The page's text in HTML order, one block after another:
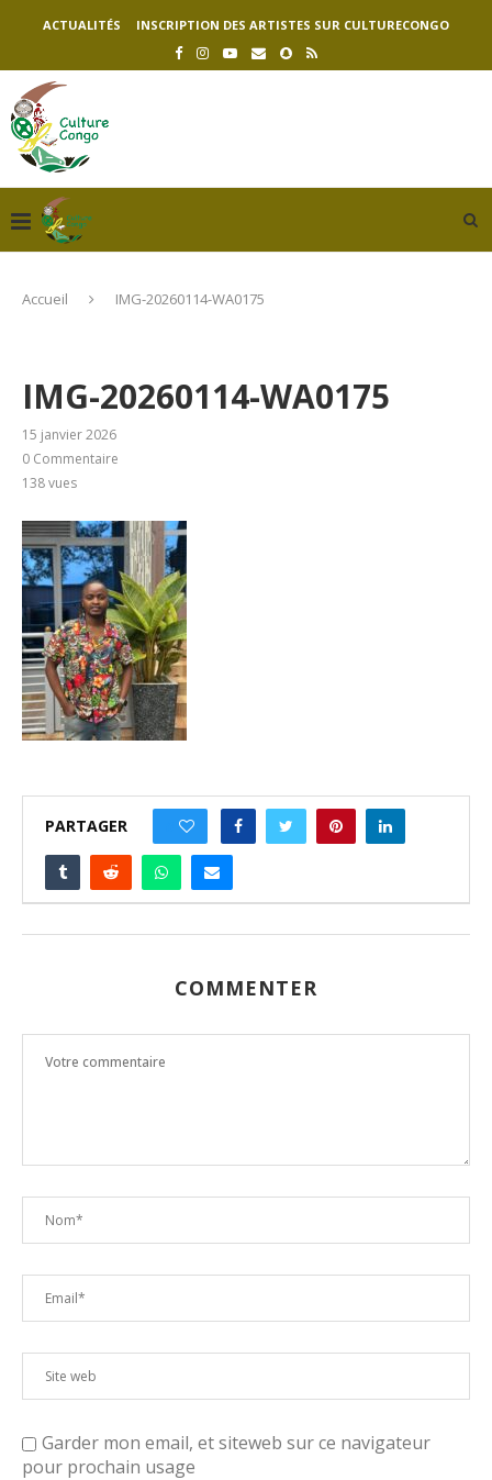
ACTUALITÉS INSCRIPTION DES ARTISTES SUR CULTURECONGO
Accueil IMG-20260114-WA0175
IMG-20260114-WA0175
15 janvier 2026
0 Commentaire
138vues
PARTAGER
COMMENTER
Garder mon email, et siteweb sur ce navigateur
pour prochain usage